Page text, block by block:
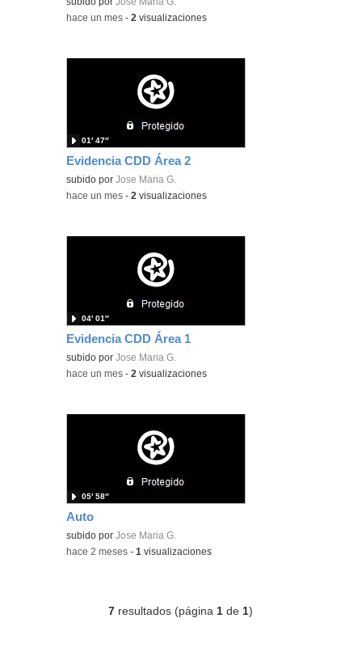
-hace un mes -2 visualizaciones
Evidencia CDD Área 2
subido porJose Maria G.
01′ 47″
-hace un mes -2 visualizaciones
Evidencia CDD Área 1
subido porJose Maria G.
04′ 01″
-hace un mes -2 visualizaciones
Auto
subido porJose Maria G.
05′ 58″
-hace 2 meses -1 visualizaciones
7 resultados (página 1 de 1)